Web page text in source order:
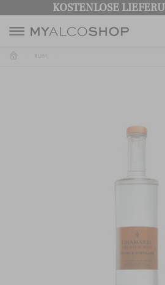
KOSTENLOSE
RUM